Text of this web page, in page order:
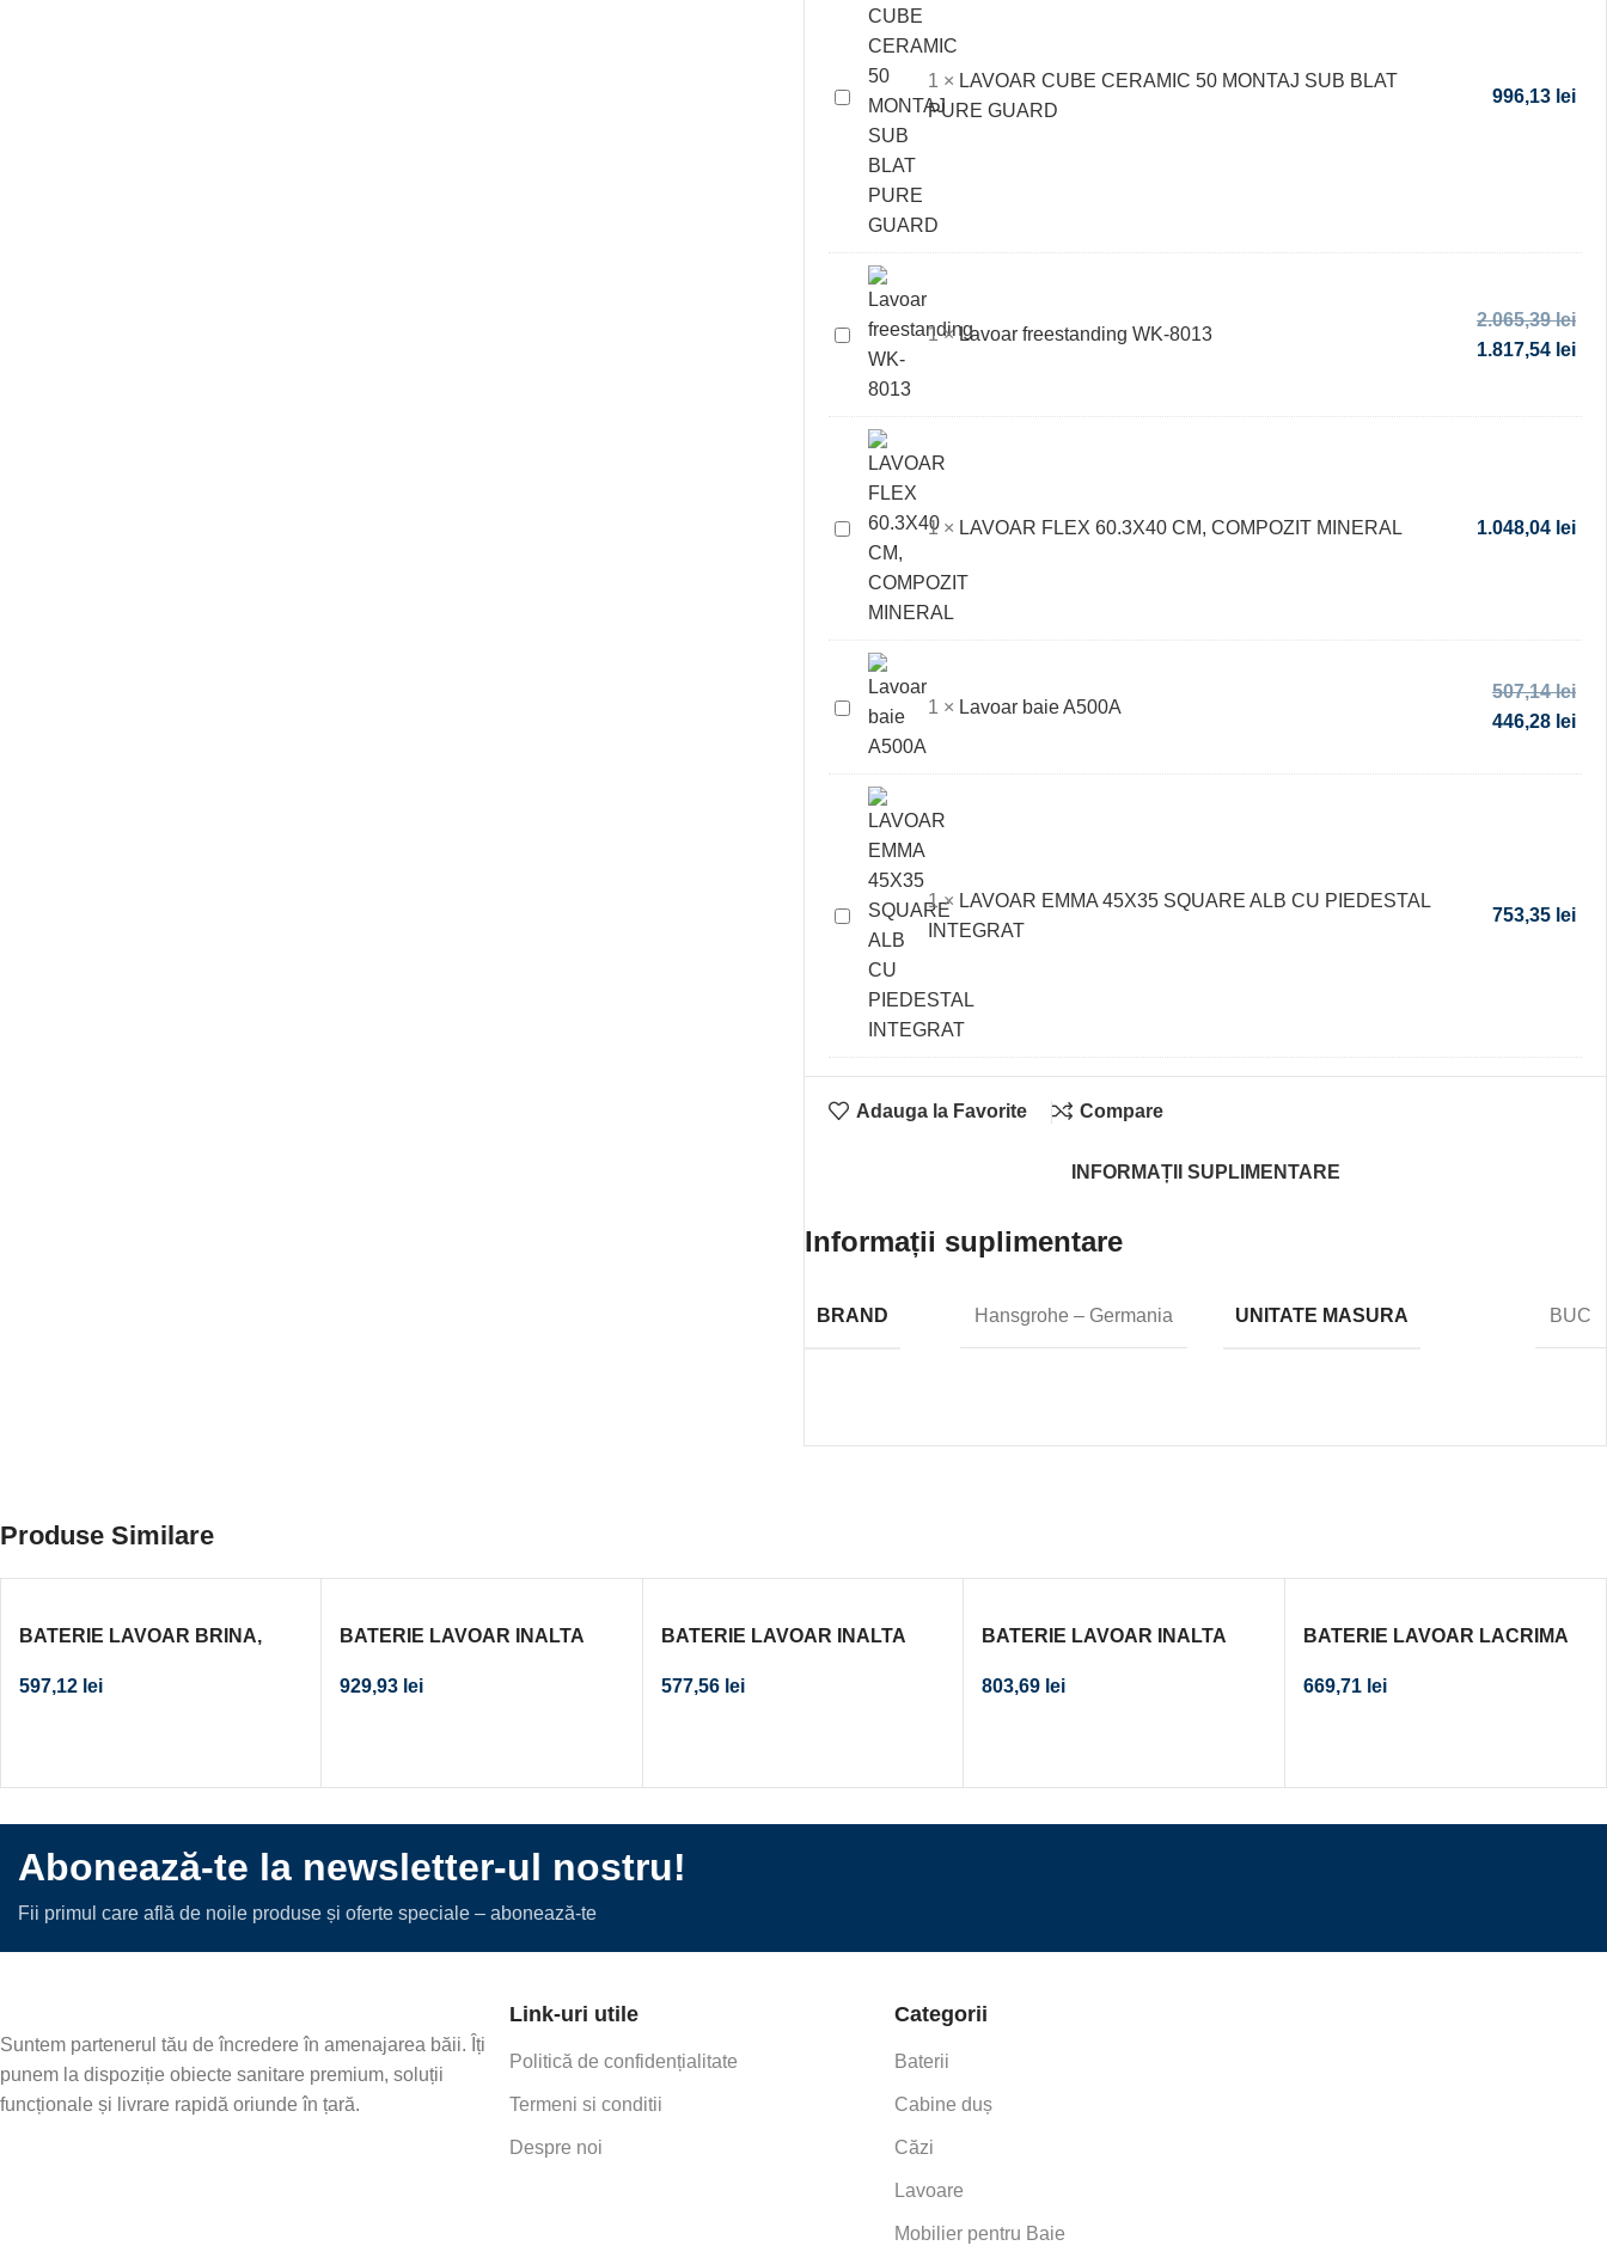
BATERIE
LAVOAR
CUBE
CERAMIC
MONTAJ
BLAT
PURE
GUARD
1 × LAVOAR CUBE CERAMIC 50 MONTAJ SUB BLAT
PURE GUARD
996,13 lei
Lavoar
freestanding
WK-
8013
1×Lavoar freestanding WK-8013
2.065,39lei
1.817,54 lei
LAVOAR
FLEX
60.3X40
COMPOZIT
MINERAL
1× LAVOAR FLEX 60.3X40 CM, COMPOZIT MINERAL 1.048,04 lei
Lavoar
1 × Lavoar baie A500A
507,14lei
446,28 lei
LAVOAR
EMMA
45X35
SQUARE
ALB
CU
INTEGRAT
1× LAVOAR EMMA 45X35 SQUARE ALB CU PIEDESTAL
INTEGRAT
753,35 lei
Adauga la Favorite Compare
INFORMAȚII SUPLIMENTARE
Informații suplimentare
BRAND Hansgrohe – Germania UNITATE MASURA BUC
Produse Similare
BATERIE LAVOAR BRINA,
597,12 lei
BATERIE LAVOAR INALTA
CLACK, NEGRU-ROZ AURIU
929,93 lei
BATERIE LAVOAR INALTA
CLACK, CROM
577,56 lei
BATERIE LAVOAR INALTA
CLACK, BRONZE
803,69 lei
BATERIE LAVOAR LACRIMA
BRONZ
669,71 lei
Abonează-te la newsletter-ul nostru!
Fii primul care află de noile produse și oferte speciale – abonează-te
Suntem partenerul tău de încredere în amenajarea băii. Îți
punem la dispoziție obiecte sanitare premium, soluții
funcționale și livrare rapidă oriunde în țară.
Link-uri utile
Politică de confidențialitate
Termeni si conditii
Despre noi
Categorii
Baterii
Cabine duș
Căzi
Lavoare
Mobilier pentru Baie